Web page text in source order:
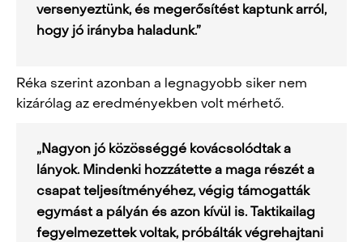
versenyeztünk, és megerősítést kaptunk arról,
hogy jó irányba haladunk.”
Réka szerint azonban a legnagyobb siker nem
kizárólag az eredményekben volt mérhető.
„Nagyon jó közösséggé kovácsolódtak a
lányok. Mindenki hozzátette a maga részét a
csapat teljesítményéhez, végig támogatták
egymást a pályán és azon kívül is. Taktikailag
fegyelmezettek voltak, próbálták végrehajtani